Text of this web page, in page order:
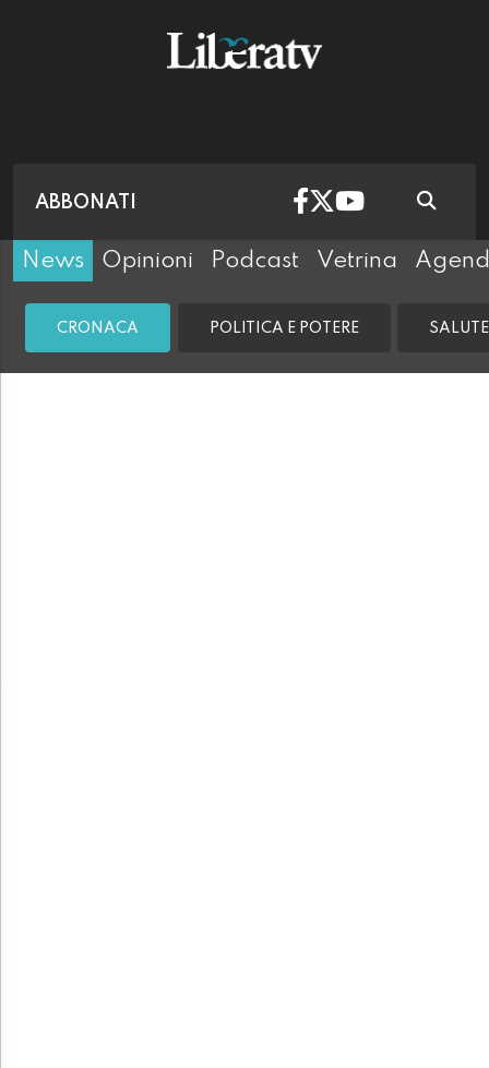
ABBONATI
News Opinioni Podcast Vetrina
CRONACA POLITICA E POTERE